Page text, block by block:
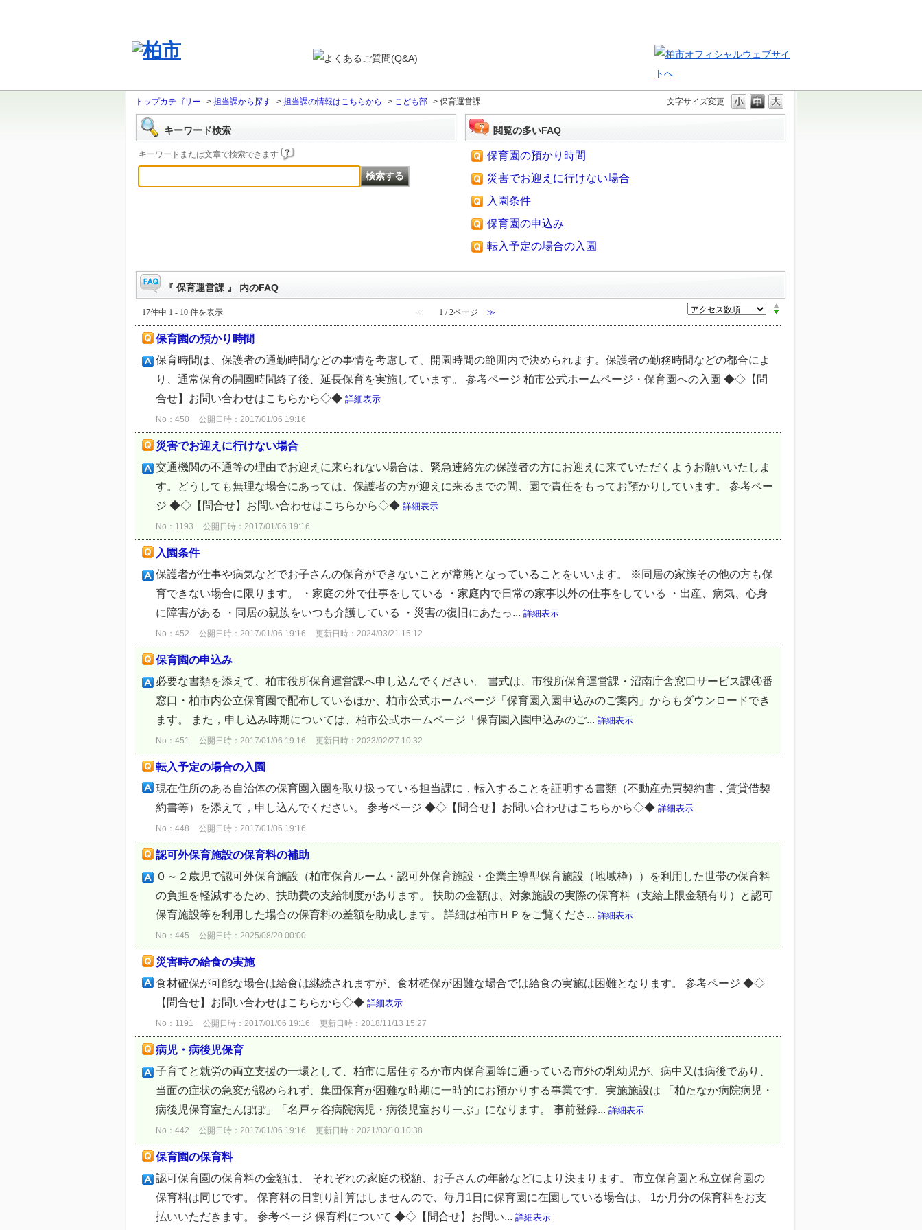
文字サイズ変更
トップカテゴリー > 担当課から探す > 担当課の情報はこちらから > こども部 > 保育運営課
キーワード検索
キーワードまたは文章で検索できます
閲覧の多いFAQ
保育園の預かり時間
災害でお迎えに行けない場合
入園条件
保育園の申込み
転入予定の場合の入園
『 保育運営課 』 内のFAQ
17件中 1 - 10 件を表示 ≪ 1 / 2ページ ≫
保育園の預かり時間
保育時間は、保護者の通勤時間などの事情を考慮して、開園時間の範囲内で決められます。保護者の勤務時間などの都合によ
り、通常保育の開園時間終了後、延長保育を実施しています。 参考ページ 柏市公式ホームページ・保育園への入園 ◆◇【問
合せ】お問い合わせはこちらから◇◆ 詳細表示
No：450 公開日時：2017/01/06 19:16
災害でお迎えに行けない場合
交通機関の不通等の理由でお迎えに来られない場合は、緊急連絡先の保護者の方にお迎えに来ていただくようお願いいたしま
す。どうしても無理な場合にあっては、保護者の方が迎えに来るまでの間、園で責任をもってお預かりしています。 参考ペー
ジ ◆◇【問合せ】お問い合わせはこちらから◇◆ 詳細表示
No：1193 公開日時：2017/01/06 19:16
入園条件
保護者が仕事や病気などでお子さんの保育ができないことが常態となっていることをいいます。 ※同居の家族その他の方も保
育できない場合に限ります。 ・家庭の外で仕事をしている ・家庭内で日常の家事以外の仕事をしている ・出産、病気、心身
に障害がある ・同居の親族をいつも介護している ・災害の復旧にあたっ... 詳細表示
No：452 公開日時：2017/01/06 19:16 更新日時：2024/03/21 15:12
保育園の申込み
必要な書類を添えて、柏市役所保育運営課へ申し込んでください。 書式は、市役所保育運営課・沼南庁舎窓口サービス課④番
窓口・柏市内公立保育園で配布しているほか、柏市公式ホームページ「保育園入園申込みのご案内」からもダウンロードでき
ます。 また，申し込み時期については、柏市公式ホームページ「保育園入園申込みのご... 詳細表示
No：451 公開日時：2017/01/06 19:16 更新日時：2023/02/27 10:32
転入予定の場合の入園
現在住所のある自治体の保育園入園を取り扱っている担当課に，転入することを証明する書類（不動産売買契約書，賃貸借契
約書等）を添えて，申し込んでください。 参考ページ ◆◇【問合せ】お問い合わせはこちらから◇◆ 詳細表示
No：448 公開日時：2017/01/06 19:16
認可外保育施設の保育料の補助
０～２歳児で認可外保育施設（柏市保育ルーム・認可外保育施設・企業主導型保育施設（地域枠））を利用した世帯の保育料
の負担を軽減するため、扶助費の支給制度があります。 扶助の金額は、対象施設の実際の保育料（支給上限金額有り）と認可
保育施設等を利用した場合の保育料の差額を助成します。 詳細は柏市ＨＰをご覧くださ... 詳細表示
No：445 公開日時：2025/08/20 00:00
災害時の給食の実施
食材確保が可能な場合は給食は継続されますが、食材確保が困難な場合では給食の実施は困難となります。 参考ページ ◆◇
【問合せ】お問い合わせはこちらから◇◆ 詳細表示
No：1191 公開日時：2017/01/06 19:16 更新日時：2018/11/13 15:27
病児・病後児保育
子育てと就労の両立支援の一環として、柏市に居住するか市内保育園等に通っている市外の乳幼児が、病中又は病後であり、
当面の症状の急変が認められず、集団保育が困難な時期に一時的にお預かりする事業です。実施施設は 「柏たなか病院病児・
病後児保育室たんぽぽ」「名戸ヶ谷病院病児・病後児室おりーぶ」になります。 事前登録... 詳細表示
No：442 公開日時：2017/01/06 19:16 更新日時：2021/03/10 10:38
保育園の保育料
認可保育園の保育料の金額は、 それぞれの家庭の税額、お子さんの年齢などにより決まります。 市立保育園と私立保育園の
保育料は同じです。 保育料の日割り計算はしませんので、毎月1日に保育園に在園している場合は、 1か月分の保育料をお支
払いいただきます。 参考ページ 保育料について ◆◇【問合せ】お問い... 詳細表示